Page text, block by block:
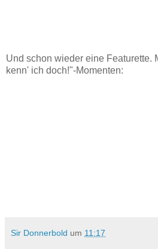
Und schon wieder eine Featurette.
kenn' ich doch!"-Momenten:
Sir Donnerbold um 11:17